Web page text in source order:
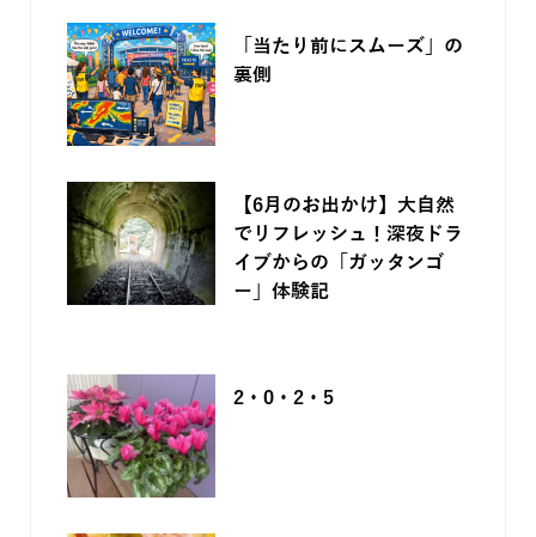
「当たり前にスムーズ」の
裏側
【6月のお出かけ】大自然
でリフレッシュ！深夜ドラ
イブからの「ガッタンゴ
ー」体験記
2・0・2・5